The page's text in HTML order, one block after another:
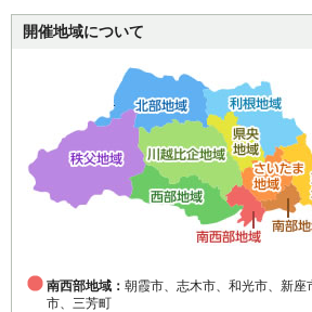
開催地域について
南西部地域： 朝霞市、志木市、和光市、新
市、三芳町